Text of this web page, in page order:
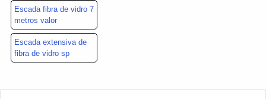
Escada fibra de vidro 7
metros valor
Escada extensiva de
fibra de vidro sp